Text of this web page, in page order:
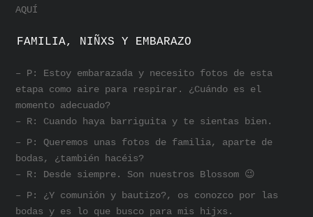
AQUÍ
FAMILIA, NIÑXS Y EMBARAZO
– P: Estoy embarazada y necesito fotos de esta
etapa como aire para respirar. ¿Cuándo es el
momento adecuado?
– R: Cuando haya barriguita y te sientas bien.
– P: Queremos unas fotos de familia, aparte de
bodas, ¿también hacéis?
– R: Desde siempre. Son nuestros Blossom 😉
– P: ¿Y comunión y bautizo?, os conozco por las
bodas y es lo que busco para mis hijxs.